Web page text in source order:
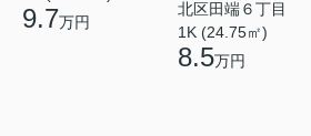
9.7万円
北区田端６丁目
1K (24.75㎡)
8.5万円